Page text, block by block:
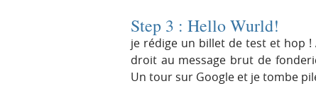
Step 3 : Hello Wurld!
je rédige un billet de test et hop !
droit au message brut de
Un tour sur Google et je tombe